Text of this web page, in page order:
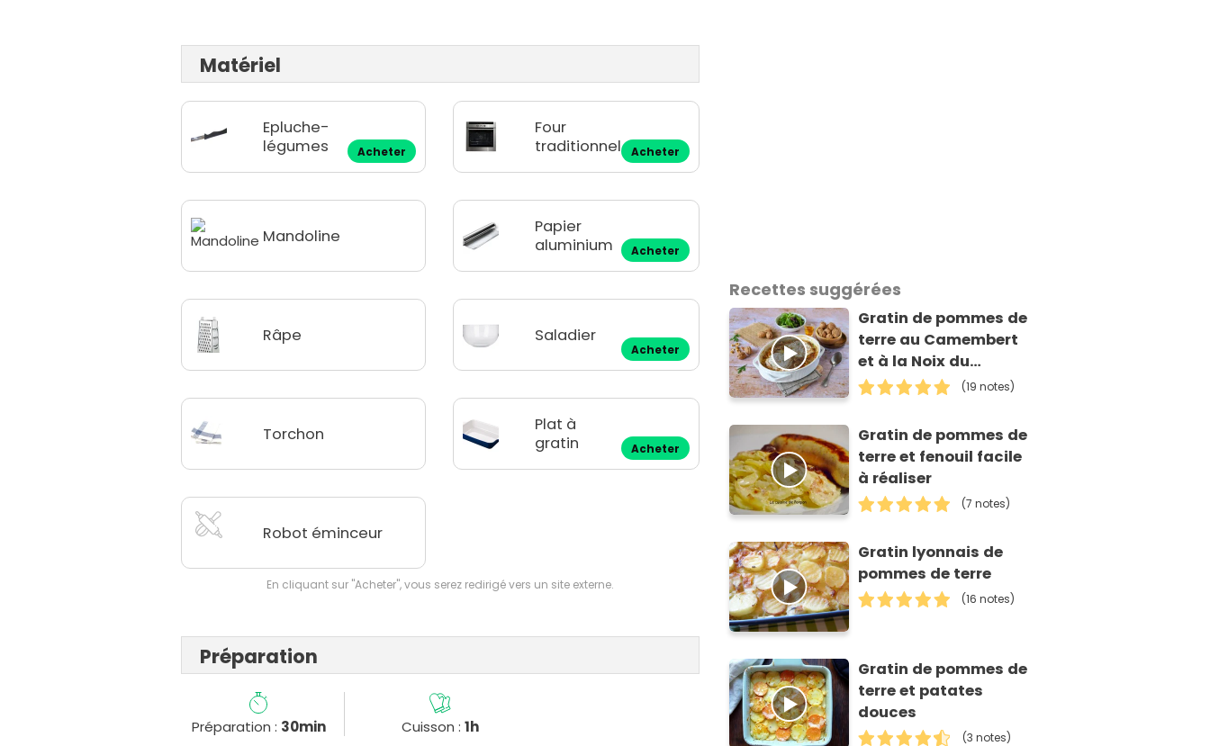
Matériel
Epluche-
légumes
Acheter
Four
traditionnel
Acheter
Mandoline
Papier
aluminium
Acheter
Râpe Saladier
Acheter
Torchon
Plat à
gratin
Acheter
Robot éminceur
En cliquant sur "Acheter", vous serez redirigé vers un site externe.
Préparation
Préparation : 30min Cuisson :1h
Recettes suggérées
Gratin de pommes de
terre au Camembert
et à la Noix du
Périgord AOP
(19 notes)
Gratin de pommes de
terre et fenouil facile
à réaliser
(7 notes)
Gratin lyonnais de
pommes de terre
(16 notes)
Gratin de pommes de
terre et patates
douces
(3 notes)